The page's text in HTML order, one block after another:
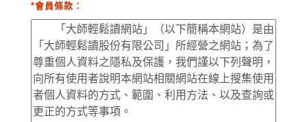
*會員條款：